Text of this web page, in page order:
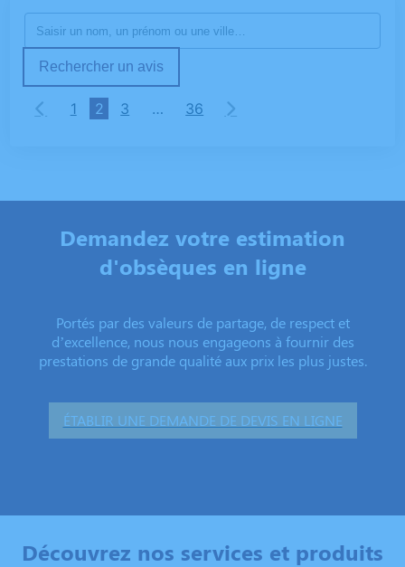
Rechercher un avis
1 2 3 … 36
Demandez votre estimation
d'obsèques en ligne
Portés par des valeurs de partage, de respect et
d’excellence, nous nous engageons à fournir des
prestations de grande qualité aux prix les plus justes.
ÉTABLIR UNE DEMANDE DE DEVIS EN LIGNE
Découvrez nos services et produits